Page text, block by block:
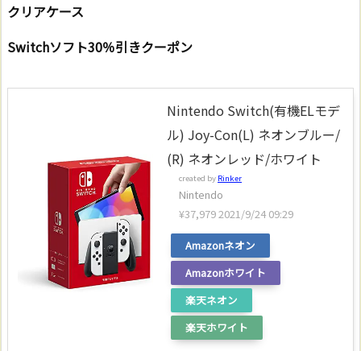
クリアケース
Switchソフト30％引きクーポン
Nintendo Switch(有機ELモデ
ル) Joy-Con(L) ネオンブルー/
(R) ネオンレッド/ホワイト
created by Rinker
Nintendo
¥37,9792021/9/24 09:29
Amazonネオン
Amazonホワイト
楽天ネオン
楽天ホワイト